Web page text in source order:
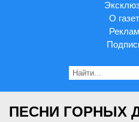
О
ПЕСНИ ГОРНЫХ